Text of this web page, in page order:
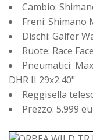
Cambio:
Freni: Shimano
Dischi: Galfer
Ruote: Race
Pneumatici:
DHR II 29x2.40"
Reggisella
Prezzo: 5.999